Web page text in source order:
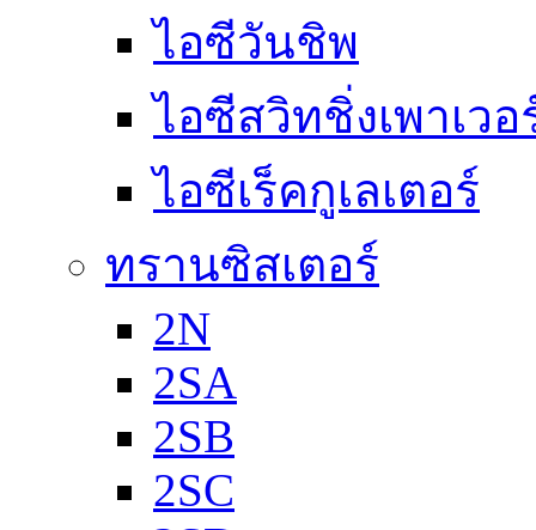
ไอซีวันชิพ
ไอซีสวิทชิ่งเพาเว
ไอซีเร็คกูเลเตอร์
ทรานซิสเตอร์
2N
2SA
2SB
2SC